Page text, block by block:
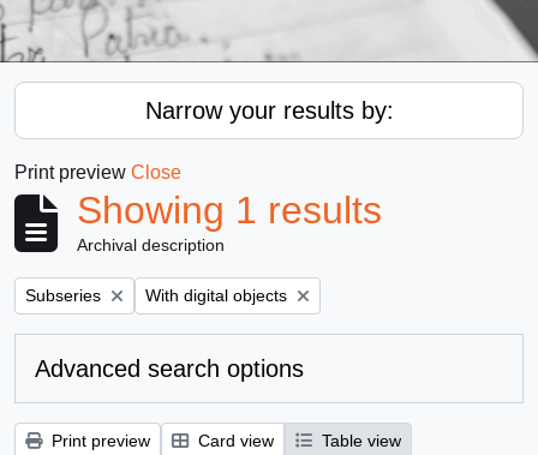
Narrow your results by:
Print preview Close
Showing 1 results
Archival description
Remove filter:
Subseries Remove filter:
With digital objects
Advanced search options
Print preview Card view
Table view